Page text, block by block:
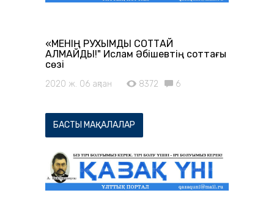
«МЕНІҢ РУХЫМДЫ СОТТАЙ
АЛМАЙДЫ!" Ислам Әбішевтің соттағы
сөзі
2020 ж. 06 ақпан 8372 6
БАСТЫ МАҚАЛАЛАР